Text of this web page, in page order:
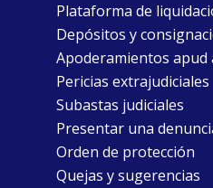
Plataforma de
Depósitos y
Apoderamientos apud
Pericias extrajudiciales
Subastas judiciales
Presentar una
Orden de protección
Quejas y sugerencias